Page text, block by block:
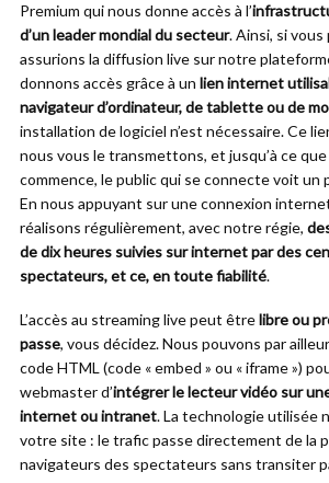
Premium qui nous donne accès à l’
d’un leader mondial du secteur. Ainsi, si
assurions la diffusion live sur notre
donnons accès grâce à un lien internet
navigateur d’ordinateur, de tablette ou de
installation de logiciel n’est nécessaire. Ce
nous vous le transmettons, et jusqu’à ce que
commence, le public qui se connecte voit un
En nous appuyant sur une connexion
réalisons régulièrement, avec notre régie,
de dix heures suivies sur internet par des
spectateurs, et ce, en toute fiabilité.
L’accès au streaming live peut êtrelibre ou
passe, vous décidez. Nous pouvons par
code HTML (code « embed » ou « iframe »)
webmaster d’intégrer le lecteur vidéo sur
internet ou intranet. La technologie utilisée
votre site : le trafic passe directement de la
navigateurs des spectateurs sans transiter